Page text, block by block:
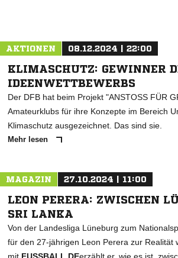
AKTIONEN 08.12.2024 | 22:00
KLIMASCHUTZ: GEWINNER
IDEENWETTBEWERBS
Der DFB hat beim Projekt "ANSTOSS FÜR
Amateurklubs für ihre Konzepte im Bereich
Klimaschutz ausgezeichnet. Das sind sie.
Mehr lesen
MAGAZIN 27.10.2024 | 11:00
LEON PERERA: ZWISCHEN
SRI LANKA
Von der Landesliga Lüneburg zum
für den 27-jährigen Leon Perera zur Realität